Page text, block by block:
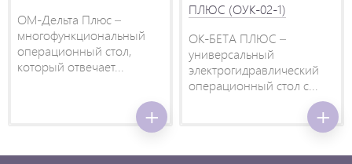
ОМ-Дельта Плюс –
многофункциональный
операционный стол,
который отвечает...
ПЛЮС (ОУК-02-1)
ОК-БЕТА ПЛЮС –
универсальный
электрогидравлический
операционный стол с...